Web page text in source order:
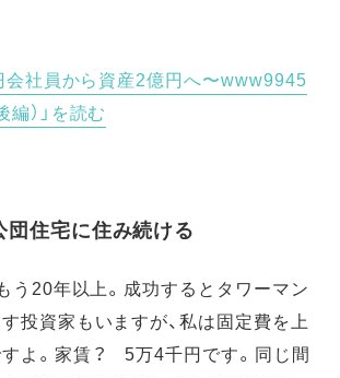
会社員から資産2億円へ〜www9945
）」を読む
住宅に住み続ける
う20年以上。成功するとタワーマン
投資家もいますが、私は固定費を上
よ。家賃？ 5万4千円です。同じ間